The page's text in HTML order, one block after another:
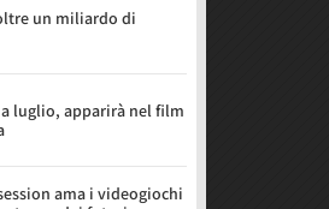
un miliardo di
luglio, apparirà nel film
ama i videogiochi